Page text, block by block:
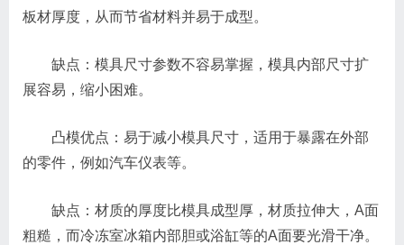
板材厚度，从而节省材料并易于成型。
缺点：模具尺寸参数不容易掌握，模具内部尺寸扩
展容易，缩小困难。
凸模优点：易于减小模具尺寸，适用于暴露在外部
的零件，例如汽车仪表等。
缺点：材质的厚度比模具成型厚，材质拉伸大，A面
粗糙，而冷冻室冰箱内部胆或浴缸等的A面要光滑干净。